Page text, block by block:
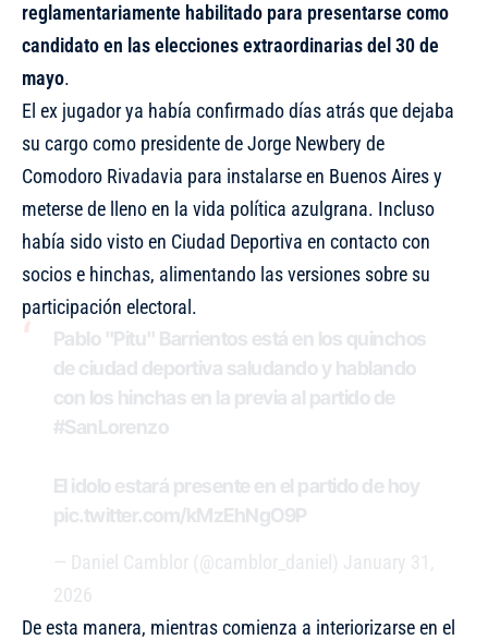
reglamentariamente habilitado para presentarse como
candidato en las elecciones extraordinarias del 30 de
mayo.
El ex jugador ya había confirmado días atrás quedejaba
su cargo como presidente de Jorge Newbery de
Comodoro Rivadavia para instalarse en Buenos Aires y
meterse de lleno en la vida política azulgrana. Incluso
había sido visto en Ciudad Deportiva en contacto con
socios e hinchas, alimentando las versiones sobre su
participación electoral.
Pablo "Pitu" Barrientos está en los quinchos
de ciudad deportiva saludando y hablando
con los hinchas en la previa al partido de
#SanLorenzo
El idolo estará presente en el partido de hoy
pic.twitter.com/kMzEhNgO9P
— Daniel Camblor (@camblor_daniel) January 31,
2026
De esta manera, mientras comienza a interiorizarse en el